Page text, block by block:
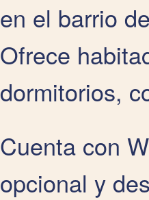
en el barrio
Ofrece
dormitorios,
Cuenta con
opcional y